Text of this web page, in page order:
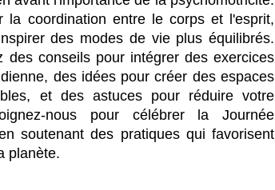
la coordination entre le corps et l'esprit,
des modes de vie plus équilibrés.
des conseils pour intégrer des exercices
des idées pour créer des espaces
et des astuces pour réduire votre
nous pour célébrer la Journée
soutenant des pratiques qui favorisent
planète.